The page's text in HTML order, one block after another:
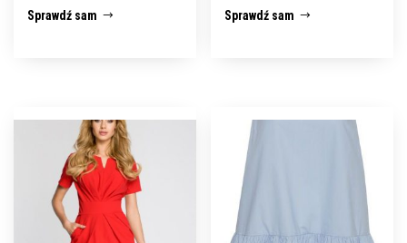
Sprawdź sam Sprawdź sam